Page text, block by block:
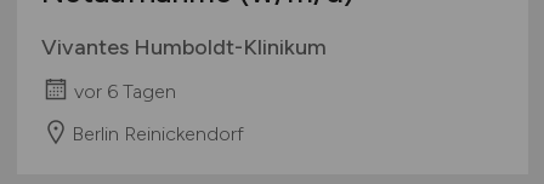
Vivantes Humboldt-Klinikum
vor 6 Tagen
Berlin Reinickendorf